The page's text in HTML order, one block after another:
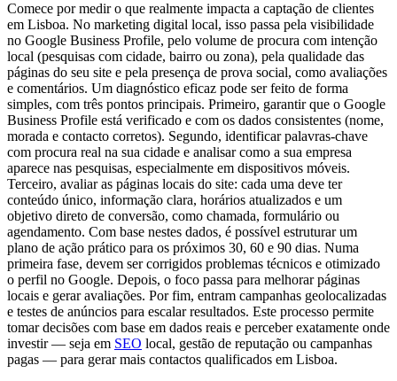
Comece por medir o que realmente impacta a captação de clientes
em Lisboa. No marketing digital local, isso passa pela visibilidade
no Google Business Profile, pelo volume de procura com intenção
local (pesquisas com cidade, bairro ou zona), pela qualidade das
páginas do seu site e pela presença de prova social, como avaliações
e comentários. Um diagnóstico eficaz pode ser feito de forma
simples, com três pontos principais. Primeiro, garantir que o Google
Business Profile está verificado e com os dados consistentes (nome,
morada e contacto corretos). Segundo, identificar palavras-chave
com procura real na sua cidade e analisar como a sua empresa
aparece nas pesquisas, especialmente em dispositivos móveis.
Terceiro, avaliar as páginas locais do site: cada uma deve ter
conteúdo único, informação clara, horários atualizados e um
objetivo direto de conversão, como chamada, formulário ou
agendamento. Com base nestes dados, é possível estruturar um
plano de ação prático para os próximos 30, 60 e 90 dias. Numa
primeira fase, devem ser corrigidos problemas técnicos e otimizado
o perfil no Google. Depois, o foco passa para melhorar páginas
locais e gerar avaliações. Por fim, entram campanhas geolocalizadas
e testes de anúncios para escalar resultados. Este processo permite
tomar decisões com base em dados reais e perceber exatamente onde
investir — seja em SEO local, gestão de reputação ou campanhas
pagas — para gerar mais contactos qualificados em Lisboa.